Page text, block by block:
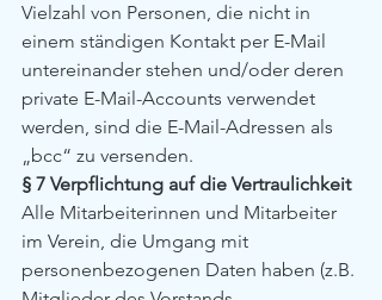
Vielzahl von Personen, die nicht in
einem ständigen Kontakt per E-Mail
untereinander stehen und/oder deren
private E-Mail-Accounts verwendet
werden, sind die E-Mail-Adressen als
„bcc“ zu versenden.
§ 7 Verpflichtung auf die Vertraulichkeit
Alle Mitarbeiterinnen und Mitarbeiter
im Verein, die Umgang mit
personenbezogenen Daten haben (z.B.